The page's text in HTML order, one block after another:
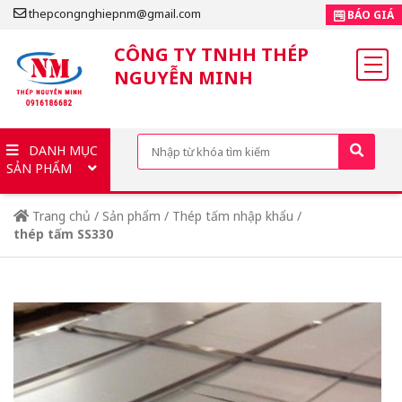
thepcongnghiepnm@gmail.com BÁO GIÁ
CÔNG TY TNHH THÉP
NGUYỄN MINH
DANH MỤC
SẢN PHẨM
Trang chủ / Sản phẩm / Thép tấm nhập khẩu /
thép tấm SS330